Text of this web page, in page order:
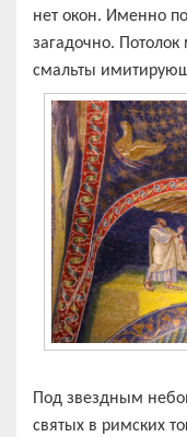
нет окон. Именно
загадочно.
смальты
Под звездным
святых в римских